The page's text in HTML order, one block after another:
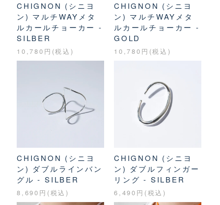
CHIGNON (シニヨ
ン) マルチWAYメタ
ルカールチョーカー -
SILBER
10,780円(税込)
CHIGNON (シニヨ
ン) マルチWAYメタ
ルカールチョーカー -
GOLD
10,780円(税込)
CHIGNON (シニヨ
ン) ダブルラインバン
グル - SILBER
8,690円(税込)
CHIGNON (シニヨ
ン) ダブルフィンガー
リング - SILBER
6,490円(税込)